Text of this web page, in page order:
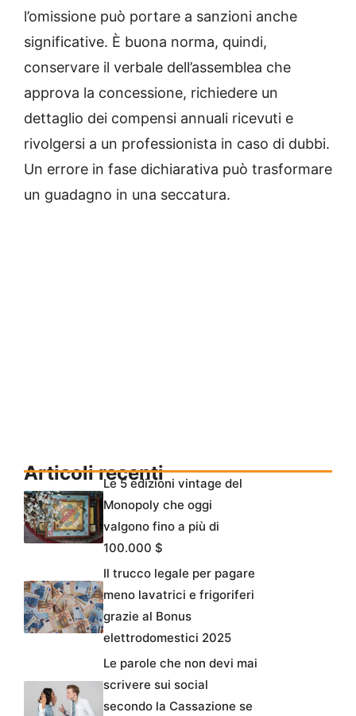
l’omissione può portare a sanzioni anche
significative. È buona norma, quindi,
conservare il verbale dell’assemblea che
approva la concessione, richiedere un
dettaglio dei compensi annuali ricevuti e
rivolgersi a un professionista in caso di dubbi.
Un errore in fase dichiarativa può trasformare
un guadagno in una seccatura.
Articoli recentiLe 5 edizioni vintage del
Monopoly che oggi
valgono fino a più di
100.000 $
Il trucco legale per pagare
meno lavatrici e frigoriferi
grazie al Bonus
elettrodomestici 2025
Le parole che non devi mai
scrivere sui social
secondo la Cassazione se